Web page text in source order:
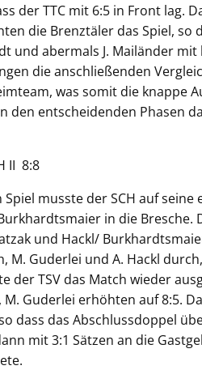
der TTC mit 6:5 in Front lag.
die Brenztäler das Spiel, so
und abermals J. Mailänder mit
die anschließenden
was somit die knappe
den entscheidenden Phasen
II 8:8
musste der SCH auf
in die Bresche.
und Hackl/
M. Guderlei und A. Hackl
der TSV das Match wieder
Guderlei erhöhten auf 8:5.
dass das Abschlussdoppel
mit 3:1 Sätzen an die